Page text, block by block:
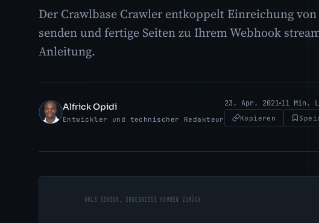
Der Crawlbase Crawler entkoppelt Einreichung
senden und fertige Seiten zu Ihrem Webhook
Anleitung.
AO
Alfrick Opidi
Entwickler und technischer Redakteur
23. Apr. 202111 Min.
Kopieren